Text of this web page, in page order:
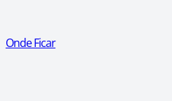
Onde Ficar